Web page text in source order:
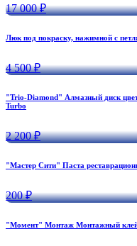
17 000 ₽
Люк под покраску, нажимной с
4 500 ₽
"Trio-Diamond" Алмазный диск
Turbo
2 200 ₽
"Мастер Сити" Паста
200 ₽
"Момент" Монтаж Монтажный клей